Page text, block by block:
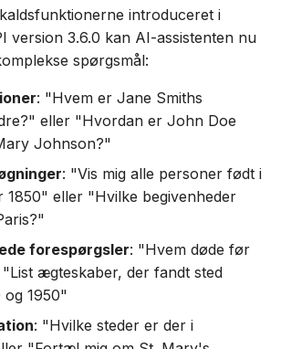
introduceret i
version 3.6.0 kan AI-assistenten nu
spørgsmål:
: "Hvem er Jane Smiths
eller "Hvordan er John Doe
Johnson?"
: "Vis mig alle personer født i
1850" eller "Hvilke begivenheder
forespørgsler: "Hvem døde før
ægteskaber, der fandt sted
og 1950"
: "Hvilke steder er der i